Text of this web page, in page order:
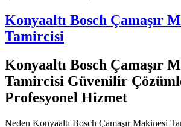
Konyaaltı Bosch Çamaşır
Tamircisi
Konyaaltı Bosch Çamaşır
Tamircisi Güvenilir
Profesyonel Hizmet
Neden Konyaaltı Bosch Çamaşır Makinesi